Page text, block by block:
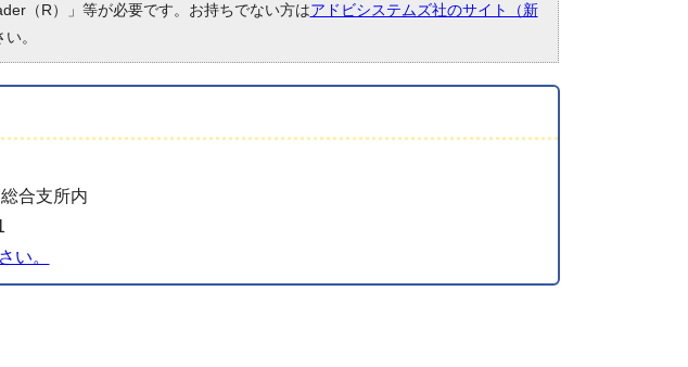
（R）」等が必要です。お持ちでない方はアドビシステムズ社のサイト（新
。
合支所内
い。